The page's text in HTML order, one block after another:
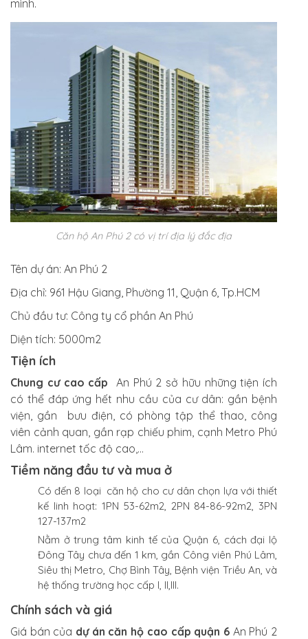
mình.
Căn hộ An Phú 2 có vị trí địa lý đắc địa
Tên dự án: An Phú 2
Địa chỉ: 961 Hậu Giang, Phường 11, Quận 6, Tp.HCM
Chủ đầu tư: Công ty cổ phần An Phú
Diện tích: 5000m2
Tiện ích
Chung cư cao cấp An Phú 2 sở hữu những tiện ích
có thể đáp ứng hết nhu cầu của cư dân: gần bệnh
viện, gần bưu điện, có phòng tập thể thao, công
viên cảnh quan, gần rạp chiếu phim, cạnh Metro Phú
Lâm. internet tốc độ cao,…
Tiềm năng đầu tư và mua ở
Có đến 8 loại căn hộ cho cư dân chọn lựa với thiết
kế linh hoạt: 1PN 53-62m2, 2PN 84-86-92m2, 3PN
127-137m2
Nằm ở trung tâm kinh tế của Quận 6, cách đại lộ
Đông Tây chưa đến 1 km, gần Công viên Phú Lâm,
Siêu thị Metro, Chợ Bình Tây, Bệnh viện Triều An, và
hệ thống trường học cấp I, II,III.
Chính sách và giá
Giá bán của dự án căn hộ cao cấp quận 6 An Phú 2